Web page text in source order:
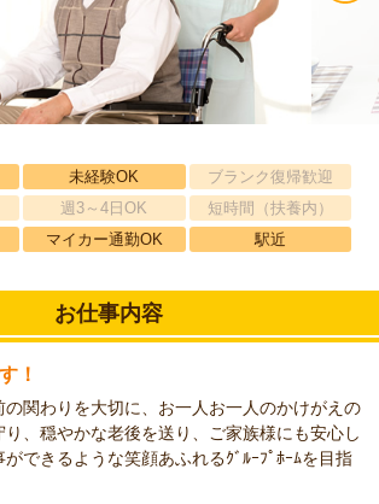
未経験OK
ブランク復帰歓迎
週3～4日OK
短時間（扶養内）
マイカー通勤OK 駅近
お仕事内容
！
の関わりを大切に、お一人お一人のかけがえの
、穏やかな老後を送り、ご家族様にも安心し
できるような笑顔あふれるｸﾞﾙｰﾌﾟﾎｰﾑを目指